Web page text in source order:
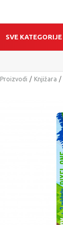
SVE KATEGORIJE
Proizvodi Knjižara